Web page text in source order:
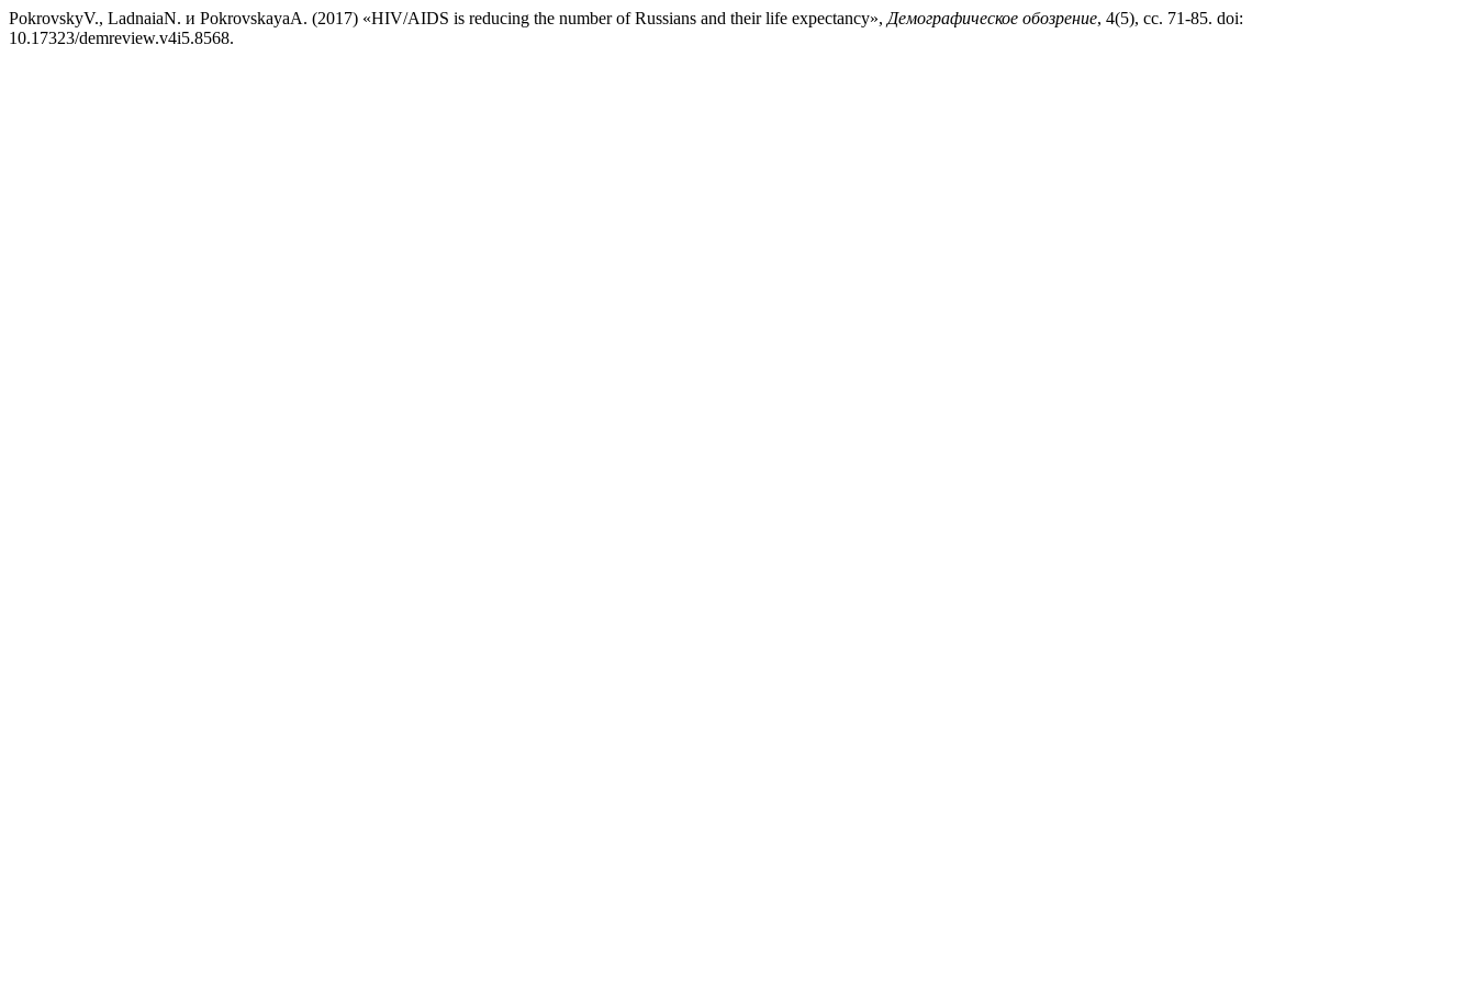
PokrovskyV., LadnaiaN. и PokrovskayaA. (2017) «HIV/AIDS is reducing the number of Russians and their life expectancy», Демографическое обозрение, 4(5), сс. 71-85. doi:
10.17323/demreview.v4i5.8568.